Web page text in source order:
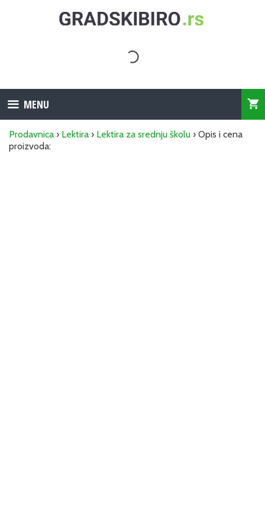
MENU
Prodavnica › Lektira › Lektira za srednju školu › Opis i cena
proizvoda: